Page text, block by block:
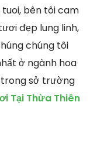
bên tôi cam
đẹp lung linh,
chúng tôi
ở ngành hoa
trong sở trường
Tại Thừa Thiên